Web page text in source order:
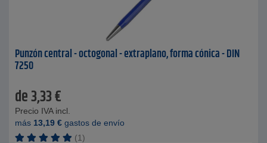
Punzón central - octogonal - extraplano, forma cónica - DIN
7250
de3,33€
Precio IVA incl.
más 13,19 € gastos de envío
(1)